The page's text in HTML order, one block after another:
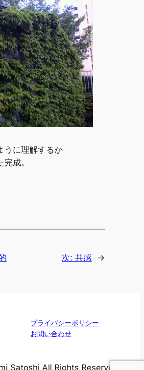
うに理解するか
成。
次:共感 →
プライバシーポリシー
お問い合わせ
Satoshi All Rights Reserved.